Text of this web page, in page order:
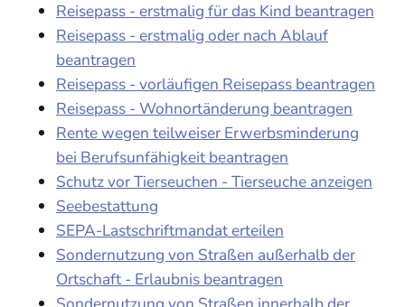
Reisepass - erstmalig für das Kind beantragen
Reisepass - erstmalig oder nach Ablauf
beantragen
Reisepass - vorläufigen Reisepass beantragen
Reisepass - Wohnortänderung beantragen
Rente wegen teilweiser Erwerbsminderung
bei Berufsunfähigkeit beantragen
Schutz vor Tierseuchen - Tierseuche anzeigen
Seebestattung
SEPA-Lastschriftmandat erteilen
Sondernutzung von Straßen außerhalb der
Ortschaft - Erlaubnis beantragen